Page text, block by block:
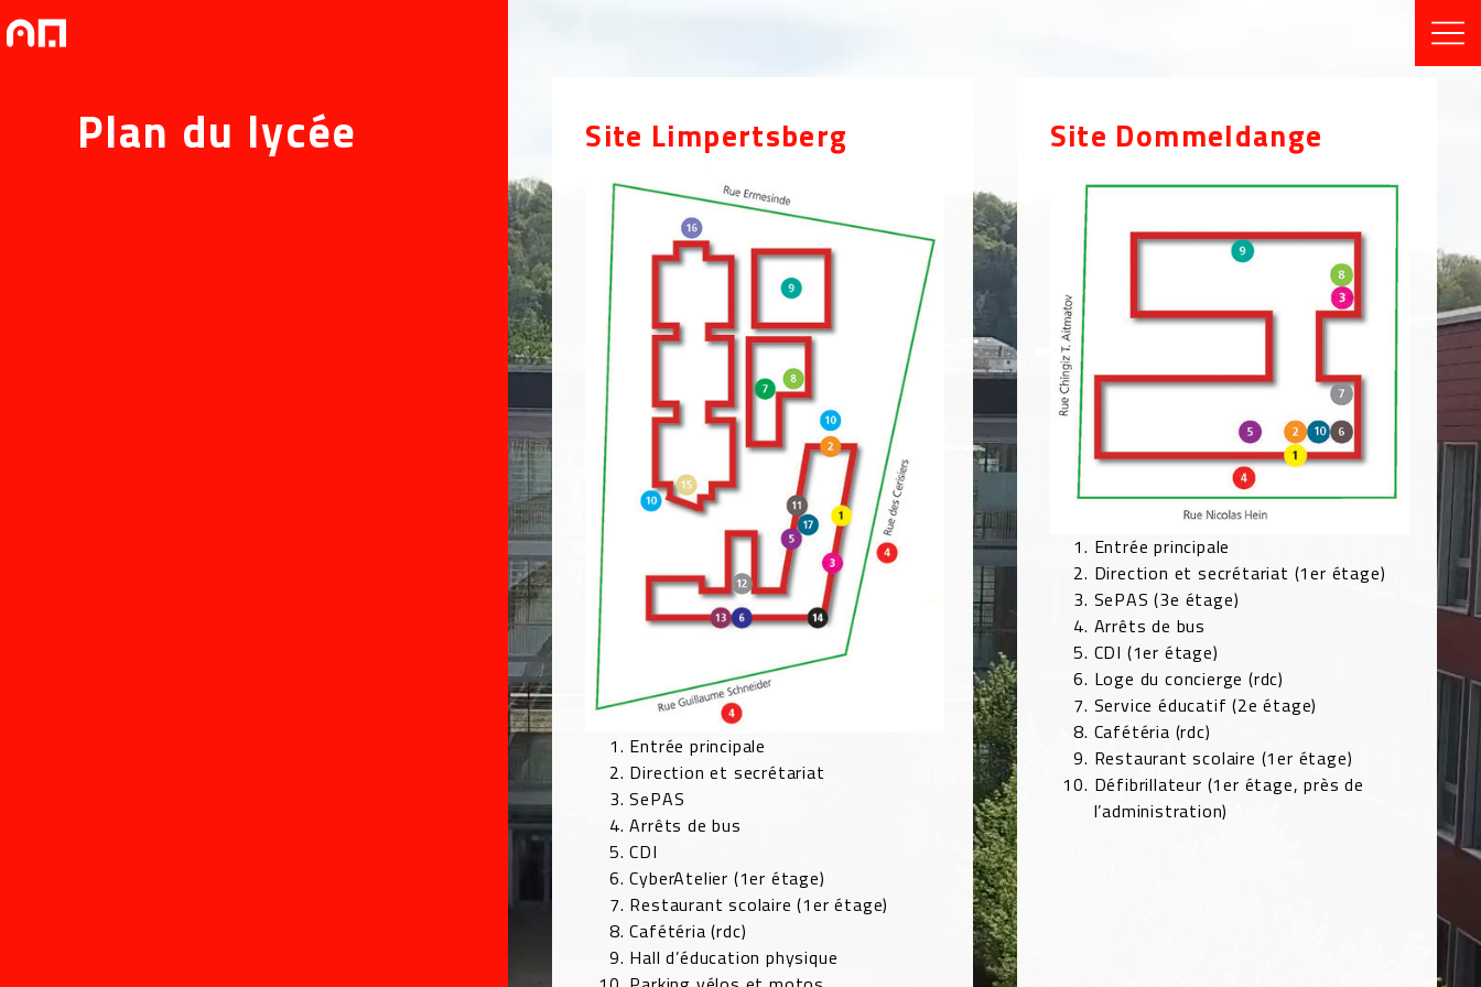
Plan du lycée Site Limpertsberg
Entrée principale
Direction et secrétariat
SePAS
Arrêts de bus
CDI
CyberAtelier (1er étage)
Restaurant scolaire (1er étage)
Cafétéria (rdc)
Hall d’éducation physique
Site Dommeldange
Entrée principale
Direction et secrétariat (1er étage)
SePAS (3e étage)
Arrêts de bus
CDI (1er étage)
Loge du concierge (rdc)
Service éducatif (2e étage)
Cafétéria (rdc)
Restaurant scolaire (1er étage)
Défibrillateur (1er étage, près de
l’administration)